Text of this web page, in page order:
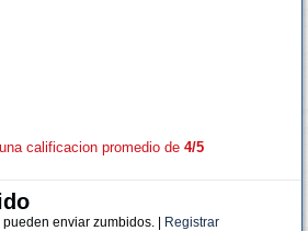
calificacion promedio de 4/5
enviar zumbidos. | Registrar